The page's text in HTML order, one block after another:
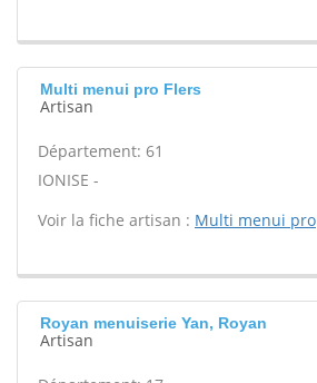
Multi menui pro Flers
Artisan
Département: 61
IONISE -
Voir la fiche artisan : Multi menui pro
Royan menuiserie Yan, Royan
Artisan